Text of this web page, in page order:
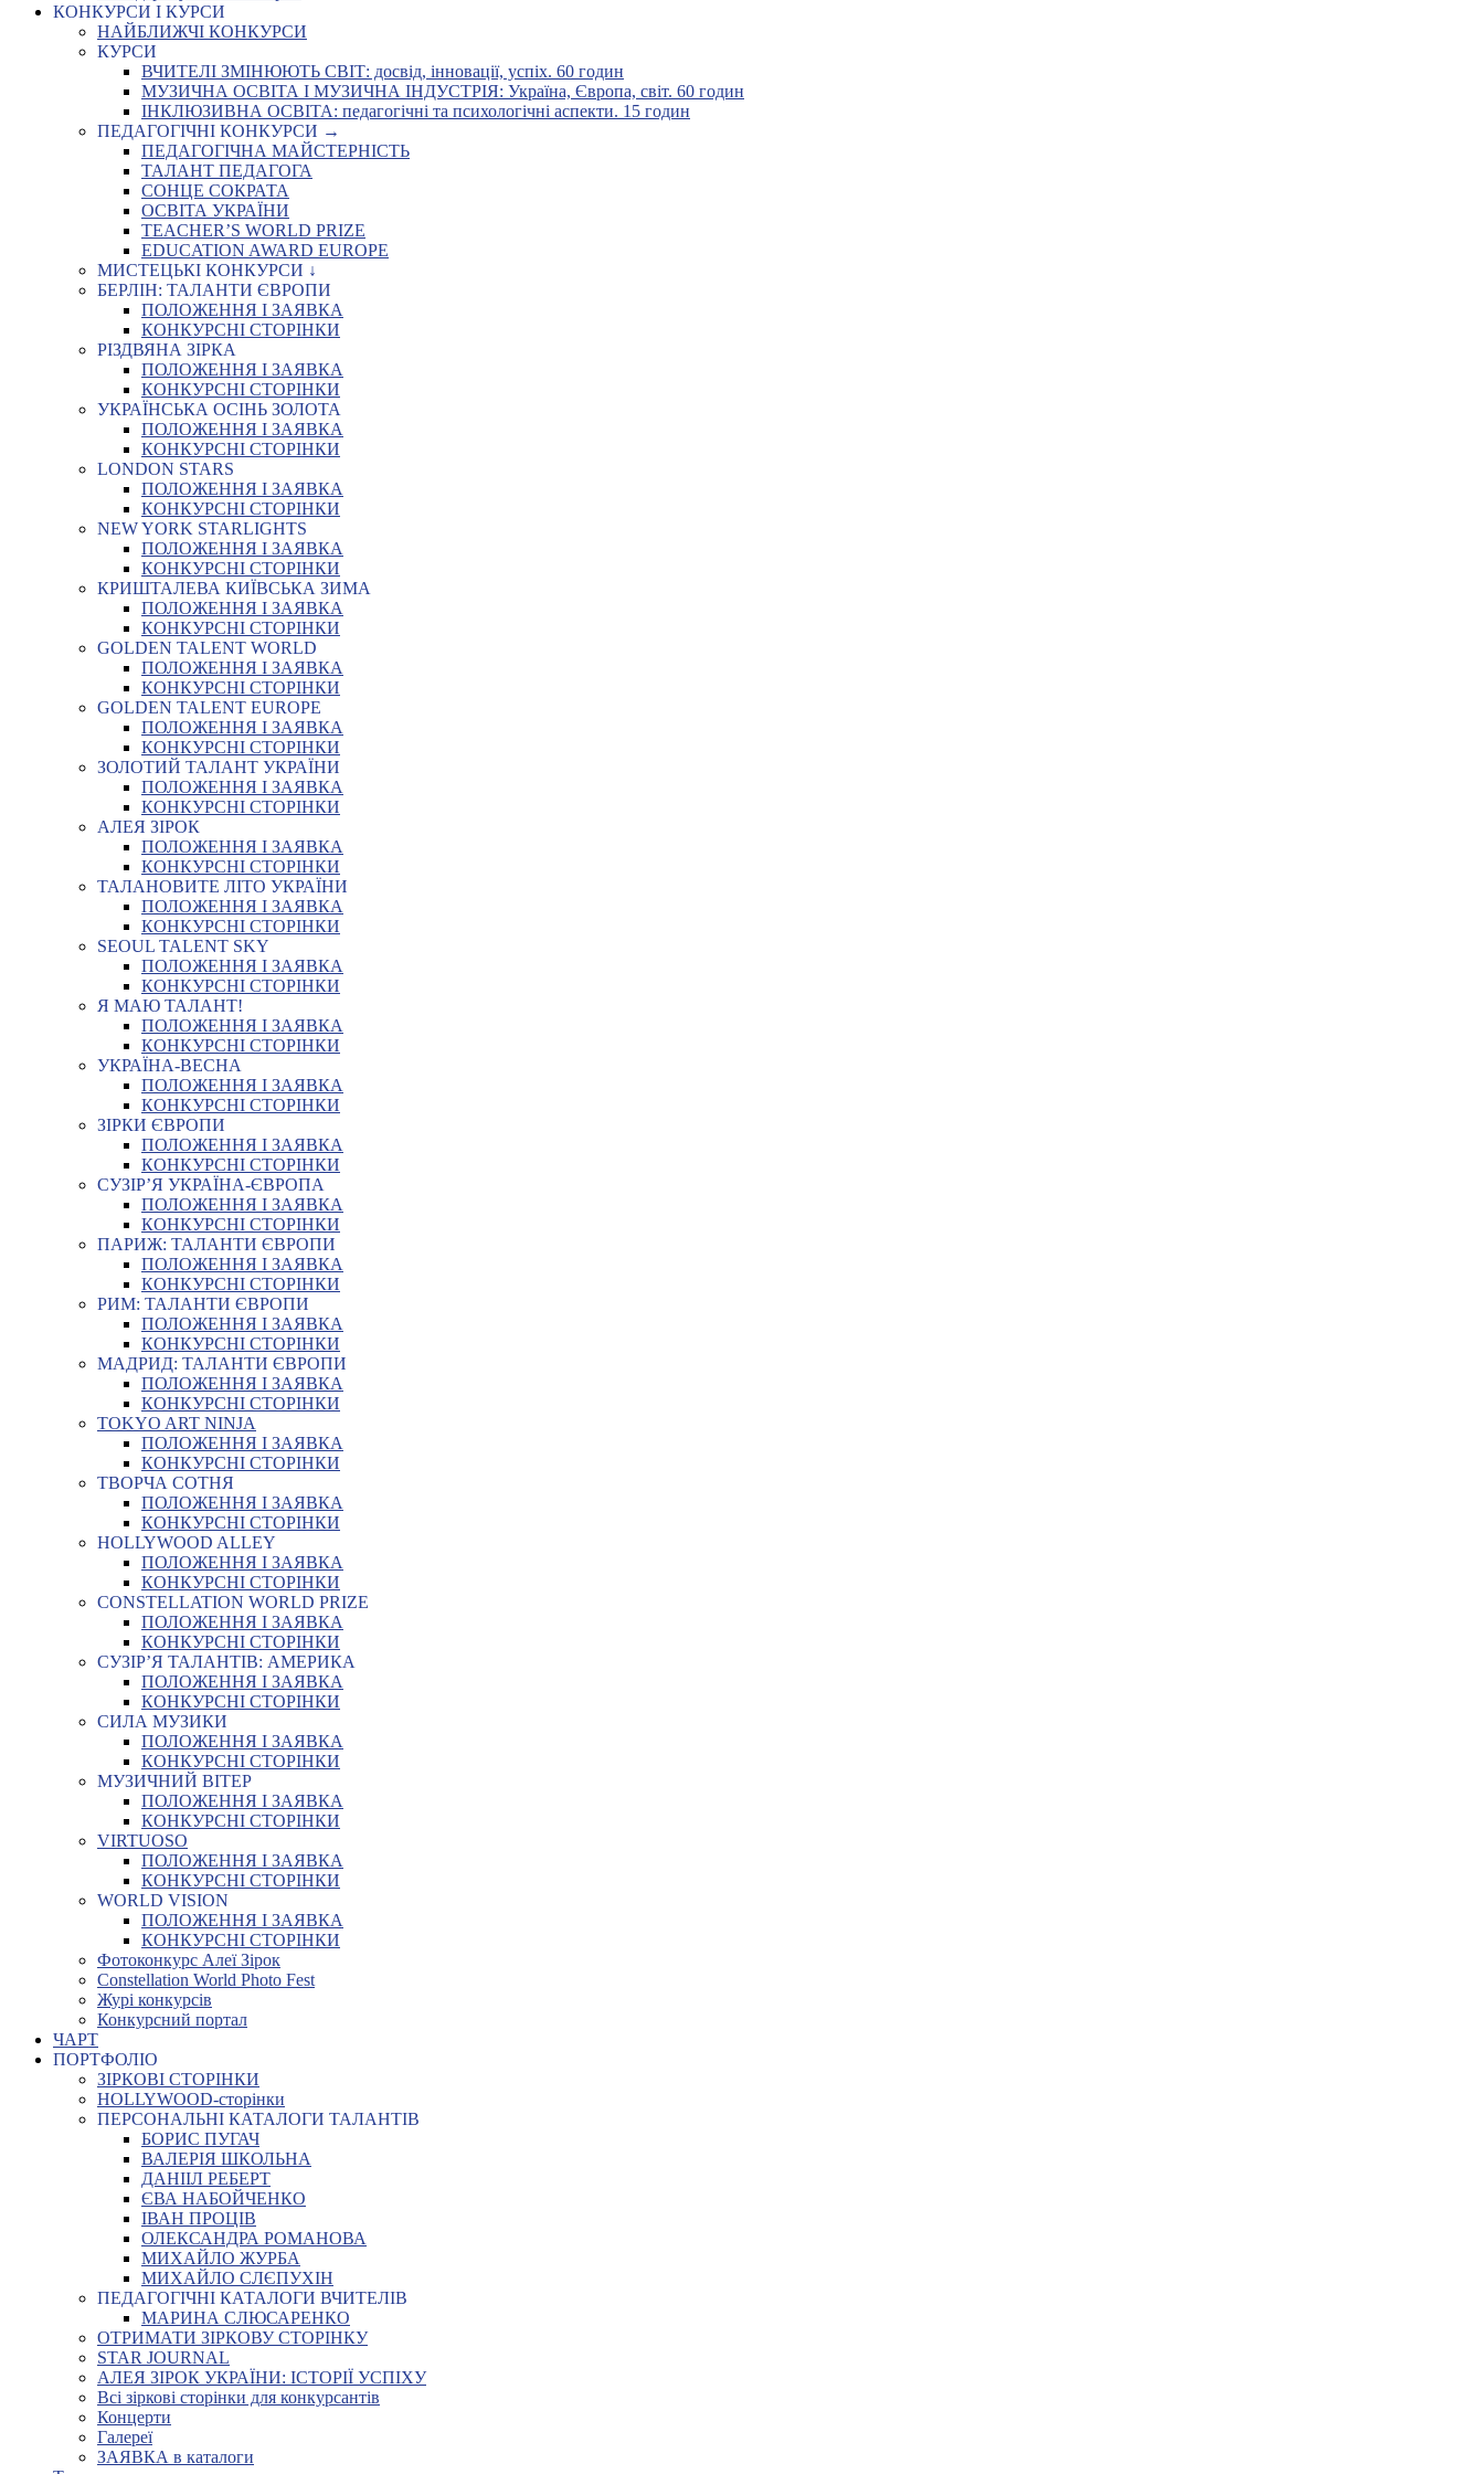
КОНКУРСИ І КУРСИ
НАЙБЛИЖЧІ КОНКУРСИ
КУРСИ
ВЧИТЕЛІ ЗМІНЮЮТЬ СВІТ: досвід, інновації, успіх. 60 годин
МУЗИЧНА ОСВІТА І МУЗИЧНА ІНДУСТРІЯ: Україна, Європа, світ. 60 годин
ІНКЛЮЗИВНА ОСВІТА: педагогічні та психологічні аспекти. 15 годин
ПЕДАГОГІЧНІ КОНКУРСИ →
ПЕДАГОГІЧНА МАЙСТЕРНІСТЬ
ТАЛАНТ ПЕДАГОГА
СОНЦЕ СОКРАТА
ОСВІТА УКРАЇНИ
TEACHER’S WORLD PRIZE
EDUCATION AWARD EUROPE
МИСТЕЦЬКІ КОНКУРСИ ↓
БЕРЛІН: ТАЛАНТИ ЄВРОПИ
ПОЛОЖЕННЯ І ЗАЯВКА
КОНКУРСНІ СТОРІНКИ
РІЗДВЯНА ЗІРКА
ПОЛОЖЕННЯ І ЗАЯВКА
КОНКУРСНІ СТОРІНКИ
УКРАЇНСЬКА ОСІНЬ ЗОЛОТА
ПОЛОЖЕННЯ І ЗАЯВКА
КОНКУРСНІ СТОРІНКИ
LONDON STARS
ПОЛОЖЕННЯ І ЗАЯВКА
КОНКУРСНІ СТОРІНКИ
NEW YORK STARLIGHTS
ПОЛОЖЕННЯ І ЗАЯВКА
КОНКУРСНІ СТОРІНКИ
КРИШТАЛЕВА КИЇВСЬКА ЗИМА
ПОЛОЖЕННЯ І ЗАЯВКА
КОНКУРСНІ СТОРІНКИ
GOLDEN TALENT WORLD
ПОЛОЖЕННЯ І ЗАЯВКА
КОНКУРСНІ СТОРІНКИ
GOLDEN TALENT EUROPE
ПОЛОЖЕННЯ І ЗАЯВКА
КОНКУРСНІ СТОРІНКИ
ЗОЛОТИЙ ТАЛАНТ УКРАЇНИ
ПОЛОЖЕННЯ І ЗАЯВКА
КОНКУРСНІ СТОРІНКИ
АЛЕЯ ЗІРОК
ПОЛОЖЕННЯ І ЗАЯВКА
КОНКУРСНІ СТОРІНКИ
ТАЛАНОВИТЕ ЛІТО УКРАЇНИ
ПОЛОЖЕННЯ І ЗАЯВКА
КОНКУРСНІ СТОРІНКИ
SEOUL TALENT SKY
ПОЛОЖЕННЯ І ЗАЯВКА
КОНКУРСНІ СТОРІНКИ
Я МАЮ ТАЛАНТ!
ПОЛОЖЕННЯ І ЗАЯВКА
КОНКУРСНІ СТОРІНКИ
УКРАЇНА-ВЕСНА
ПОЛОЖЕННЯ І ЗАЯВКА
КОНКУРСНІ СТОРІНКИ
ЗІРКИ ЄВРОПИ
ПОЛОЖЕННЯ І ЗАЯВКА
КОНКУРСНІ СТОРІНКИ
СУЗІР’Я УКРАЇНА-ЄВРОПА
ПОЛОЖЕННЯ І ЗАЯВКА
КОНКУРСНІ СТОРІНКИ
ПАРИЖ: ТАЛАНТИ ЄВРОПИ
ПОЛОЖЕННЯ І ЗАЯВКА
КОНКУРСНІ СТОРІНКИ
РИМ: ТАЛАНТИ ЄВРОПИ
ПОЛОЖЕННЯ І ЗАЯВКА
КОНКУРСНІ СТОРІНКИ
МАДРИД: ТАЛАНТИ ЄВРОПИ
ПОЛОЖЕННЯ І ЗАЯВКА
КОНКУРСНІ СТОРІНКИ
TOKYO ART NINJA
ПОЛОЖЕННЯ І ЗАЯВКА
КОНКУРСНІ СТОРІНКИ
ТВОРЧА СОТНЯ
ПОЛОЖЕННЯ І ЗАЯВКА
КОНКУРСНІ СТОРІНКИ
HOLLYWOOD ALLEY
ПОЛОЖЕННЯ І ЗАЯВКА
КОНКУРСНІ СТОРІНКИ
CONSTELLATION WORLD PRIZE
ПОЛОЖЕННЯ І ЗАЯВКА
КОНКУРСНІ СТОРІНКИ
СУЗІР’Я ТАЛАНТІВ: АМЕРИКА
ПОЛОЖЕННЯ І ЗАЯВКА
КОНКУРСНІ СТОРІНКИ
СИЛА МУЗИКИ
ПОЛОЖЕННЯ І ЗАЯВКА
КОНКУРСНІ СТОРІНКИ
МУЗИЧНИЙ ВІТЕР
ПОЛОЖЕННЯ І ЗАЯВКА
КОНКУРСНІ СТОРІНКИ
VIRTUOSO
ПОЛОЖЕННЯ І ЗАЯВКА
КОНКУРСНІ СТОРІНКИ
WORLD VISION
ПОЛОЖЕННЯ І ЗАЯВКА
КОНКУРСНІ СТОРІНКИ
Фотоконкурс Алеї Зірок
Constellation World Photo Fest
Журі конкурсів
Конкурсний портал
ЧАРТ
ПОРТФОЛІО
ЗІРКОВІ СТОРІНКИ
HOLLYWOOD-сторінки
ПЕРСОНАЛЬНІ КАТАЛОГИ ТАЛАНТІВ
БОРИС ПУГАЧ
ВАЛЕРІЯ ШКОЛЬНА
ДАНІІЛ РЕБЕРТ
ЄВА НАБОЙЧЕНКО
ІВАН ПРОЦІВ
ОЛЕКСАНДРА РОМАНОВА
МИХАЙЛО ЖУРБА
МИХАЙЛО СЛЄПУХІН
ПЕДАГОГІЧНІ КАТАЛОГИ ВЧИТЕЛІВ
МАРИНА СЛЮСАРЕНКО
ОТРИМАТИ ЗІРКОВУ СТОРІНКУ
STAR JOURNAL
АЛЕЯ ЗІРОК УКРАЇНИ: ІСТОРІЇ УСПІХУ
Всі зіркові сторінки для конкурсантів
Концерти
Галереї
ЗАЯВКА в каталоги